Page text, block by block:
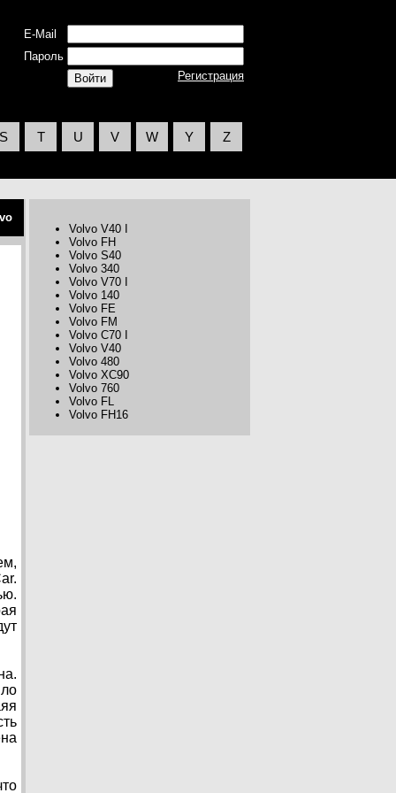
E-Mail
Пароль
Регистрация
S T U V W Y Z
Volvo V40 I
Volvo FH
Volvo S40
Volvo 340
Volvo V70 I
Volvo 140
Volvo FE
Volvo FM
Volvo C70 I
Volvo V40
Volvo 480
Volvo XC90
Volvo 760
Volvo FL
Volvo FH16